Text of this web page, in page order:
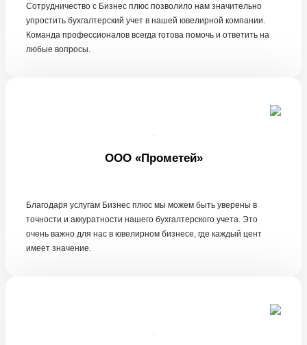
Сотрудничество с Бизнес плюс позволило нам значительно
упростить бухгалтерский учет в нашей ювелирной компании.
Команда профессионалов всегда готова помочь и ответить на
любые вопросы.
ООО «Прометей»
Благодаря услугам Бизнес плюс мы можем быть уверены в
точности и аккуратности нашего бухгалтерского учета. Это
очень важно для нас в ювелирном бизнесе, где каждый цент
имеет значение.